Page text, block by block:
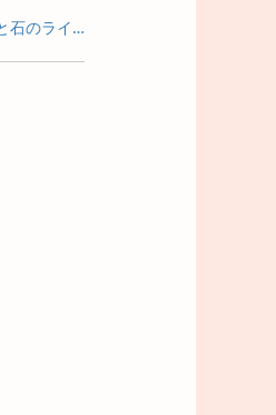
カエデと石のライトアップが素敵な門まわり